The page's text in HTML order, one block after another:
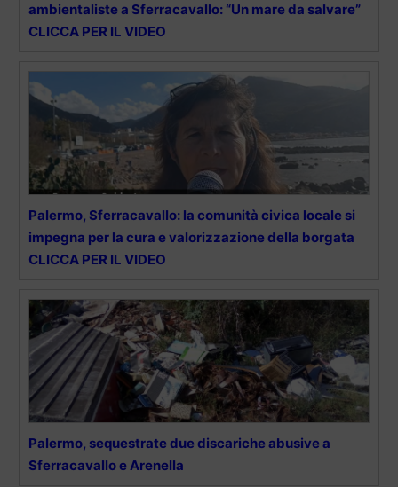
ambientaliste a Sferracavallo: “Un mare da salvare”
CLICCA PER IL VIDEO
Palermo, Sferracavallo: la comunità civica locale si
impegna per la cura e valorizzazione della borgata
CLICCA PER IL VIDEO
Palermo, sequestrate due discariche abusive a
Sferracavallo e Arenella